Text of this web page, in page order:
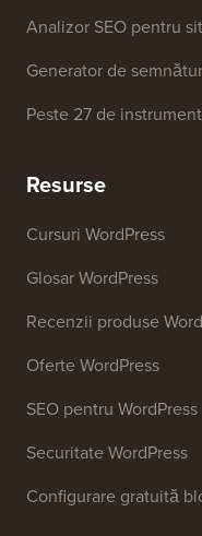
Generator de nume
Detector de teme
Generator de cuvinte
Analizor SEO pentru
Generator de
Peste 27 de
Resurse
Cursuri WordPress
Glosar WordPress
Recenzii produse